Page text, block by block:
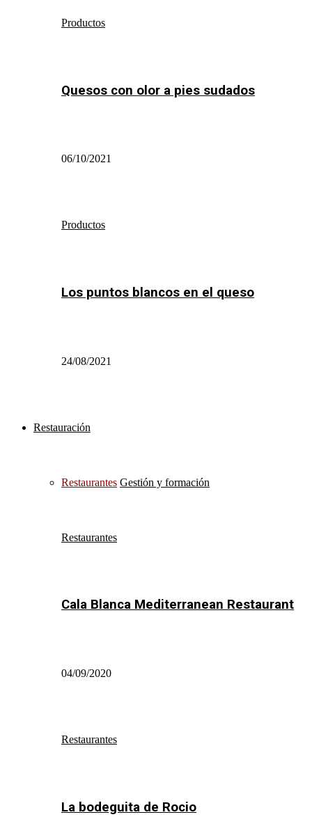
Productos
Quesos con olor a pies sudados
06/10/2021
Productos
Los puntos blancos en el queso
24/08/2021
Restauración
Restaurantes Gestión y formación
Restaurantes
Cala Blanca Mediterranean Restaurant
04/09/2020
Restaurantes
La bodeguita de Rocio